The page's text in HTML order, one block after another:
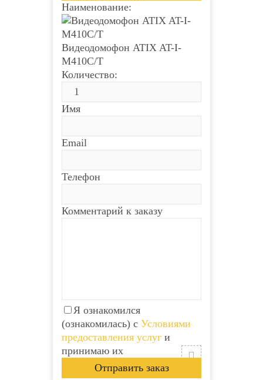
Наименование:
Видеодомофон ATIX AT-I-
М410C/T
Количество:
Имя
Email
Телефон
Комментарий к заказу
Я ознакомился
(ознакомилась) с Условиями
предоставления услуг и
принимаю их